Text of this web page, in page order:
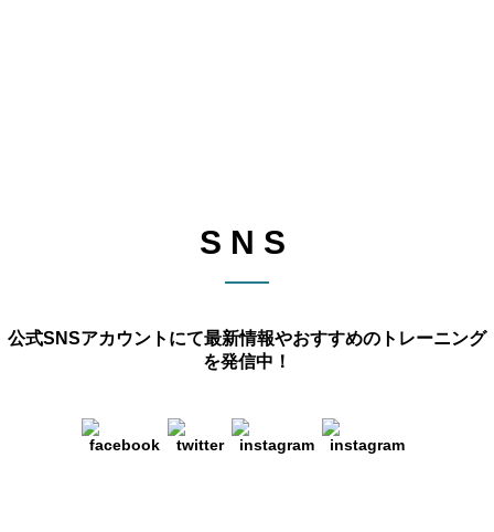
SNS
公式SNSアカウントにて最新情報やおすすめのトレーニング
を発信中！